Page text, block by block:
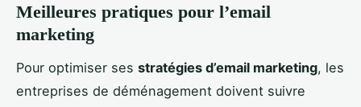
Meilleures pratiques pour l’email
marketing
Pour optimiser ses stratégies d’email marketing, les
entreprises de déménagement doivent suivre